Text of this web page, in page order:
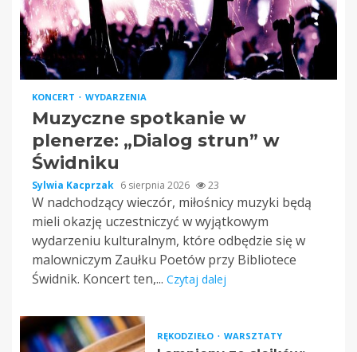
KONCERT WYDARZENIA
Muzyczne spotkanie w
plenerze: „Dialog strun” w
Świdniku
Sylwia Kacprzak 6 sierpnia 2026 23
W nadchodzący wieczór, miłośnicy muzyki będą
mieli okazję uczestniczyć w wyjątkowym
wydarzeniu kulturalnym, które odbędzie się w
malowniczym Zaułku Poetów przy Bibliotece
Świdnik. Koncert ten,... Czytaj dalej
RĘKODZIEŁO WARSZTATY